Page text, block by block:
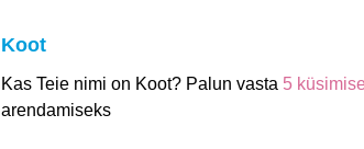
Koot
Kas Teie nimi on Koot? Palun vasta 5
arendamiseks